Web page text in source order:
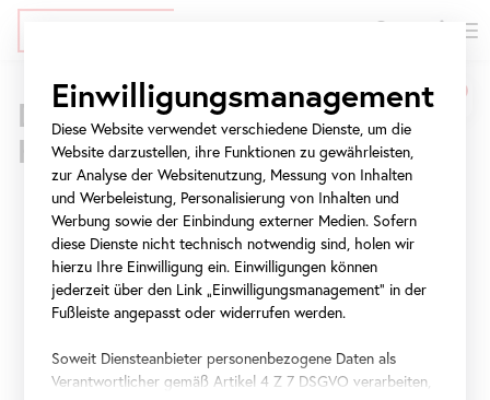
zum
Inhalt
Meta-
Navigation
springen
Navigation
springen
Belvedere
Museum
Wien
Österreichische
Galerie
Belvedere
Oberes Belvedere
Heute 9 bis 19 Uhr Besuch planen
Unteres Belvedere
Heute 10 bis 18 Uhr Besuch planen
Belvedere 21
Heute 11 bis 21 Uhr Besuch planen
Drei Standorte – 800 Jahre
Kunstgeschichte
Es gibt immer gute Gründe, dasBelvedere
zu entdecken. Neben der
berühmtenSammlung mit demKussvon
Gustav Klimt erwarten Sie
Sonderausstellungen an allen drei
Erleben Sie ein vielseitigesProgrammund
einen anregenden Austausch bei Führungen,
Einwilligungsmanagement
Diese Website verwendet verschiedene Dienste, um die
Website darzustellen, ihre Funktionen zu gewährleisten,
zur Analyse der Websitenutzung, Messung von Inhalten
und Werbeleistung, Personalisierung von Inhalten und
Werbung sowie der Einbindung externer Medien. Sofern
diese Dienste nicht technisch notwendig sind, holen wir
hierzu Ihre Einwilligung ein. Einwilligungen können
jederzeit über den Link „Einwilligungsmanagement“ in der
Fußleiste angepasst oder widerrufen werden.
Soweit Diensteanbieter personenbezogene Daten als
Verantwortlicher gemäß Artikel 4 Z 7 DSGVO verarbeiten,